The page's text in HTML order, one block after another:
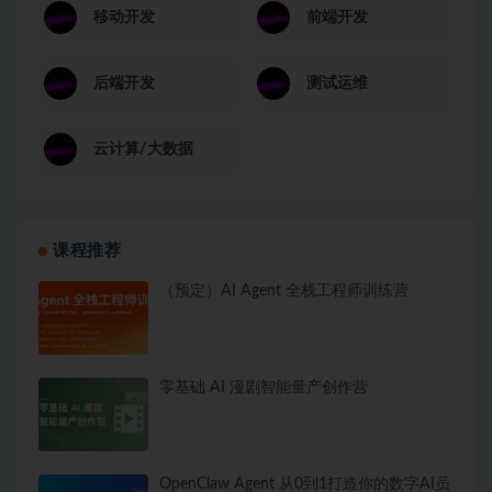
移动开发 前端开发
后端开发 测试运维
云计算/大数据
课程推荐
（预定）AI Agent 全栈工程师训练营
零基础 AI 漫剧智能量产创作营
OpenClaw Agent 从0到1打造你的数字AI员